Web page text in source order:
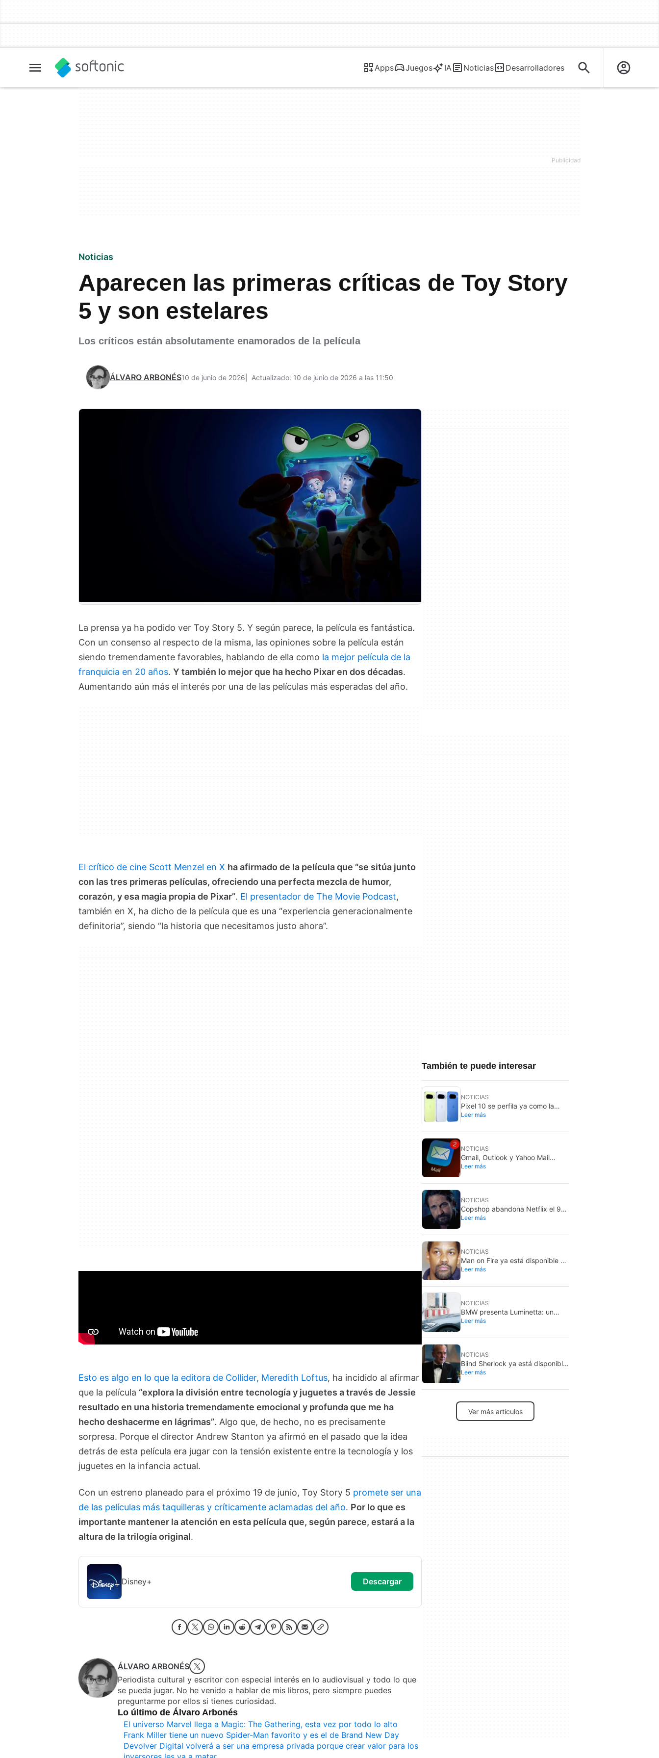
Apps Juegos IA Noticias Desarrolladores
Noticias
Aparecen las primeras críticas de Toy Story
5 y son estelares
Los críticos están absolutamente enamorados de la película
ÁLVARO ARBONÉS10 de junio de 2026 Actualizado: 10 de junio de 2026 a las 11:50
La prensa ya ha podido ver Toy Story 5. Y según parece, la película es fantástica.
Con un consenso al respecto de la misma, las opiniones sobre la película están
siendo tremendamente favorables, hablando de ella como la mejor película de la
franquicia en 20 años. Y también lo mejor que ha hecho Pixar en dos décadas.
Aumentando aún más el interés por una de las películas más esperadas del año.
El crítico de cine Scott Menzel en X ha afirmado de la película que “se sitúa junto
con las tres primeras películas, ofreciendo una perfecta mezcla de humor,
corazón, y esa magia propia de Pixar”. El presentador de The Movie Podcast,
también en X, ha dicho de la película que es una “experiencia generacionalmente
definitoria”, siendo “la historia que necesitamos justo ahora”.
Esto es algo en lo que la editora de Collider, Meredith Loftus, ha incidido al afirmar
que la película “explora la división entre tecnología y juguetes a través de Jessie
resultado en una historia tremendamente emocional y profunda que me ha
hecho deshacerme en lágrimas”. Algo que, de hecho, no es precisamente
sorpresa. Porque el director Andrew Stanton ya afirmó en el pasado que la idea
detrás de esta película era jugar con la tensión existente entre la tecnología y los
juguetes en la infancia actual.
Con un estreno planeado para el próximo 19 de junio, Toy Story 5 promete ser una
de las películas más taquilleras y críticamente aclamadas del año. Por lo que es
importante mantener la atención en esta película que, según parece, estará a la
altura de la trilogía original.
Disney+ descargar
ÁLVARO ARBONÉS
Periodista cultural y escritor con especial interés en lo audiovisual y todo lo que
se pueda jugar. No he venido a hablar de mis libros, pero siempre puedes
preguntarme por ellos si tienes curiosidad.
Lo último de Álvaro Arbonés
El universo Marvel llega a Magic: The Gathering, esta vez por todo lo alto
Frank Miller tiene un nuevo Spider-Man favorito y es el de Brand New Day
Devolver Digital volverá a ser una empresa privada porque crear valor para los
También te puede interesar
NOTICIAS
Pixel 10 se perfila ya como la
compra más inteligente: el Pixel
Leer más
NOTICIAS
Gmail, Outlook y Yahoo Mail
siguen siendo menos seguros
Leer más
NOTICIAS
Copshop abandona Netflix el 9
de agosto: el thriller de Gerard
Leer más
NOTICIAS
Man on Fire ya está disponible en
streaming: así ha envejecido el
Leer más
NOTICIAS
BMW presenta Luminetta: un
coche solar que genera más
Leer más
NOTICIAS
Blind Sherlock ya está disponible
en Netflix: misterio policíaco con
Leer más
Ver más artículos